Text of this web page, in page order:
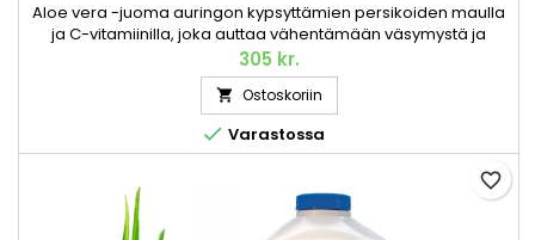
Aloe vera -juoma auringon kypsyttämien persikoiden maulla
ja C-vitamiinilla, joka auttaa vähentämään väsymystä ja
uupumustaHedelmäinen versio suositusta Aloe vera -
mehujuomastamme, jossa on makeiden persikoiden maku.
Kuten alkuperäinen, Forever Aloe Peaches™ valmistetaan
korkealaatuisen, käsin korjatun Aloe veran parhaasta
sisägeelistä. Nyt se sisältää...
305 kr.
 Ostoskoriin
 Varastossa
favorite_border